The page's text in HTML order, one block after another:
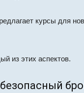
курсы для
из этих аспектов.